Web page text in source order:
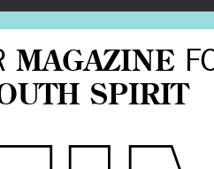
MAGAZINE
SPIRIT